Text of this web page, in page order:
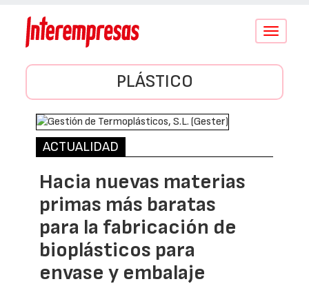
Conmutar
PLÁSTICO
ACTUALIDAD
Hacia nuevas materias
primas más baratas
para la fabricación de
bioplásticos para
envase y embalaje